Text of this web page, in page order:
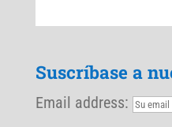
Suscríbase a
Email address: